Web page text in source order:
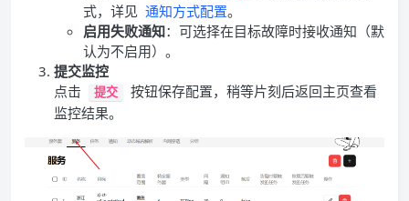
式，详见 通知方式配置。
启用失败通知：可选择在目标故障时接收通知（默
认为不启用）。
提交监控
点击
提交
按钮保存配置，稍等片刻后返回主页查看
监控结果。